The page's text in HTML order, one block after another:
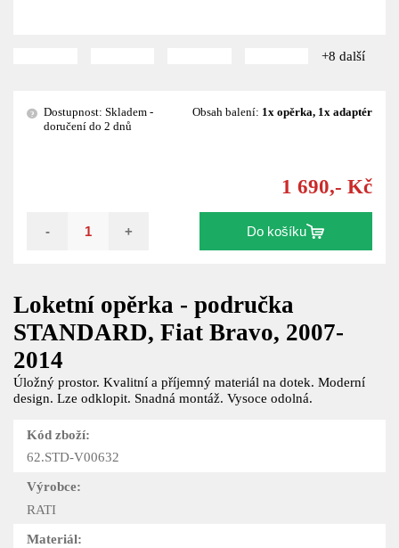
+8 další
Loketní opěrka - područka
STANDARD, Fiat Bravo, 2007-
2014
Úložný prostor. Kvalitní a příjemný materiál na dotek. Moderní
design. Lze odklopit. Snadná montáž. Vysoce odolná.
Kód zboží:
62.STD-V00632
Výrobce:
RATI
Materiál:
?
Dostupnost: Skladem -
doručení do 2 dnů
Obsah balení: 1x opěrka, 1x adaptér
1 690,- Kč
- + Do košíku